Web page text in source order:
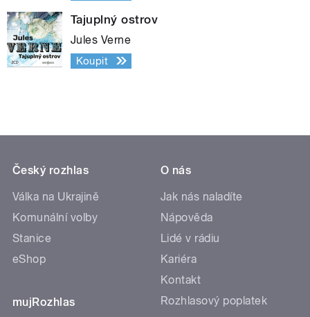
Tajuplný ostrov
Jules Verne
Koupit
Český rozhlas
Válka na Ukrajině
Komunální volby
Stanice
eShop
mujRozhlas
O nás
Jak nás naladíte
Nápověda
Lidé v rádiu
Kariéra
Kontakt
Rozhlasový poplatek